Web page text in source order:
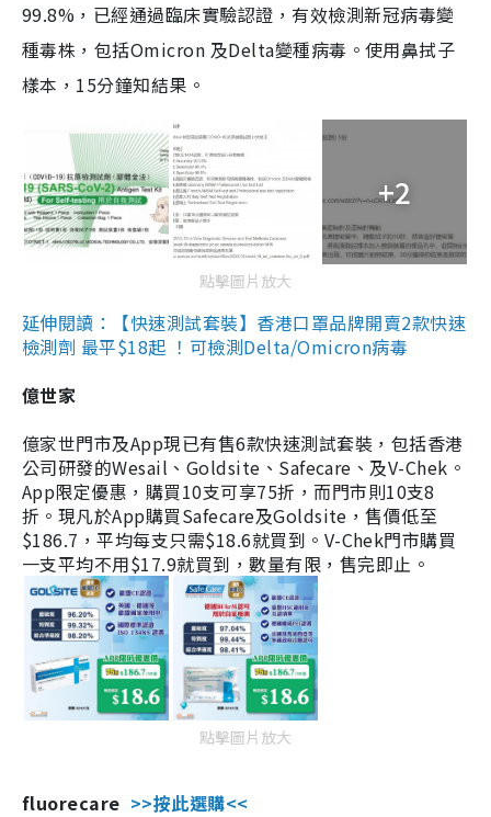
99.8%，已經通過臨床實驗認證，有效檢測新冠病毒變
種毒株，包括Omicron 及Delta變種病毒。使用鼻拭子
樣本，15分鐘知結果。
+2
點擊圖片放大
延伸閱讀：【快速測試套裝】香港口罩品牌開賣2款快速
檢測劑 最平$18起 ！可檢測Delta/Omicron病毒
億世家
億家世門市及App現已有售6款快速測試套裝，包括香港
公司研發的Wesail、Goldsite、Safecare、及V-Chek。
App限定優惠，購買10支可享75折，而門市則10支8
折。現凡於App購買Safecare及Goldsite，售價低至
$186.7，平均每支只需$18.6就買到。V-Chek門市購買
一支平均不用$17.9就買到，數量有限，售完即止。
點擊圖片放大
fluorecare >>按此選購<<